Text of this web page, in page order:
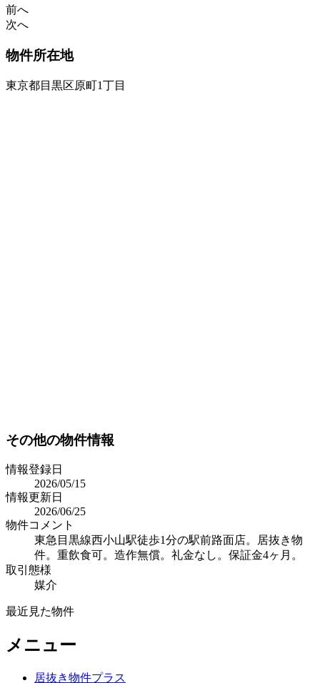
前へ
次へ
物件所在地
東京都目黒区原町1丁目
その他の物件情報
情報登録日
2026/05/15
情報更新日
2026/06/25
物件コメント
東急目黒線西小山駅徒歩1分の駅前路面店。居抜き物
件。重飲食可。造作無償。礼金なし。保証金4ヶ月。
取引態様
媒介
最近見た物件
メニュー
居抜き物件プラス